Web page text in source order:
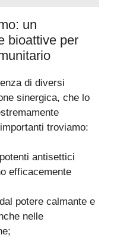
un
bioattive per
di diversi
sinergica, che lo
troviamo:
potenti antisettici
efficacemente
dal potere calmante e
nelle